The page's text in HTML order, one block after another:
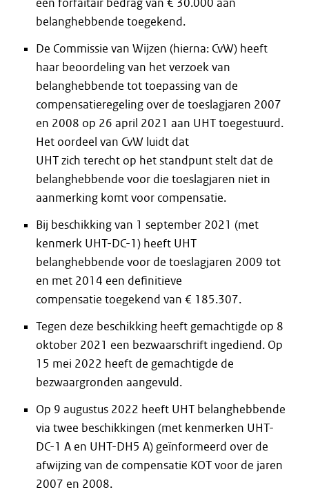
een forfaitair bedrag van € 30.000 aan
belanghebbende toegekend.
De Commissie van Wijzen (hierna: CvW) heeft
haar beoordeling van het verzoek van
belanghebbende tot toepassing van de
compensatieregeling over de toeslagjaren 2007
en 2008 op 26 april 2021 aan UHT toegestuurd.
Het oordeel van CvW luidt dat
UHT zich terecht op het standpunt stelt dat de
belanghebbende voor die toeslagjaren niet in
aanmerking komt voor compensatie.
Bij beschikking van 1 september 2021 (met
kenmerk UHT-DC-1) heeft UHT
belanghebbende voor de toeslagjaren 2009 tot
en met 2014 een definitieve
compensatie toegekend van € 185.307.
Tegen deze beschikking heeft gemachtigde op 8
oktober 2021 een bezwaarschrift ingediend. Op
15 mei 2022 heeft de gemachtigde de
bezwaargronden aangevuld.
Op 9 augustus 2022 heeft UHT belanghebbende
via twee beschikkingen (met kenmerken UHT-
DC-1 A en UHT-DH5 A) geïnformeerd over de
afwijzing van de compensatie KOT voor de jaren
2007 en 2008.